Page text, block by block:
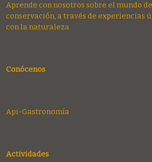
Aprende con nosotros sobre el mundo
conservación, a través de experiencias
con la naturaleza
Conócenos
Api-Gastronomía
Actividades